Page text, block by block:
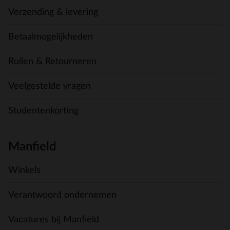
Verzending & levering
Betaalmogelijkheden
Ruilen & Retourneren
Veelgestelde vragen
Studentenkorting
Manfield
Winkels
Verantwoord ondernemen
Vacatures bij Manfield